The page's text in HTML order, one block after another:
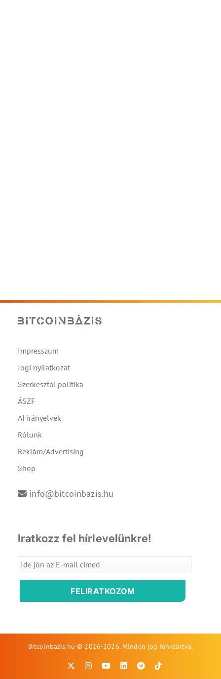
Impresszum
Jogi nyilatkozat
Szerkesztői politika
ÁSZF
AI irányelvek
Rólunk
Reklám/Advertising
Shop
info@bitcoinbazis.hu
Iratkozz fel hírlevelünkre!
FELIRATKOZOM
Bitcoinbazis.hu © 2016-2026. Minden jog fenntartva.